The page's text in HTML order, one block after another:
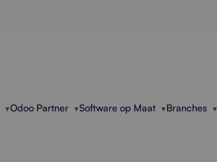
Odoo Partner Software op Maat Branches